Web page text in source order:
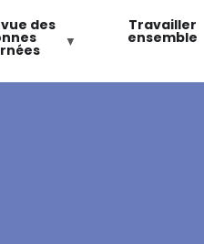
des Travailler
ensemble